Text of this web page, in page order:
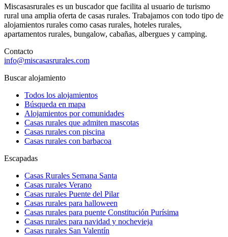
Miscasasrurales es un buscador que facilita al usuario de turismo
rural una amplia oferta de casas rurales. Trabajamos con todo tipo de
alojamientos rurales como casas rurales, hoteles rurales,
apartamentos rurales, bungalow, cabañas, albergues y camping.
Contacto
info@miscasasrurales.com
Buscar alojamiento
Todos los alojamientos
Búsqueda en mapa
Alojamientos por comunidades
Casas rurales que admiten mascotas
Casas rurales con piscina
Casas rurales con barbacoa
Escapadas
Casas Rurales Semana Santa
Casas rurales Verano
Casas rurales Puente del Pilar
Casas rurales para halloween
Casas rurales para puente Constitución Purísima
Casas rurales para navidad y nochevieja
Casas rurales San Valentín